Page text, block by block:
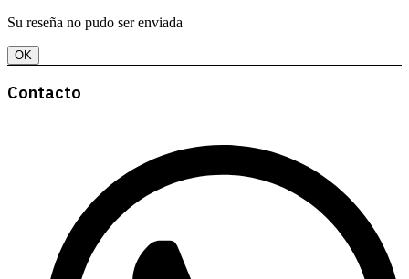
Su reseña no pudo ser enviada
OK
Contacto